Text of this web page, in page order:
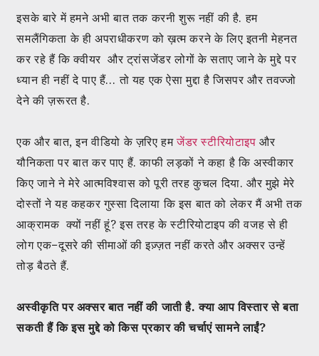
इसके बारे में हमने अभी बात तक करनी शुरू नहीं की है. हम
समलैंगिकता के ही अपराधीकरण को ख़त्म करने के लिए इतनी मेहनत
कर रहे हैं कि क्वीयर और ट्रांसजेंडर लोगों के सताए जाने के मुद्दे पर
ध्यान ही नहीं दे पाए हैं… तो यह एक ऐसा मुद्दा है जिसपर और तवज्जो
देने की ज़रूरत है.
एक और बात, इन वीडियो के ज़रिए हमजेंडर स्टीरियोटाइप और
यौनिकता पर बात कर पाए हैं. काफी लड़कों ने कहा है कि अस्वीकार
किए जाने ने मेरे आत्मविश्वास को पूरी तरह कुचल दिया. और मुझे मेरे
दोस्तों ने यह कहकर गुस्सा दिलाया कि इस बात को लेकर मैं अभी तक
आक्रामक क्यों नहीं हूं? इस तरह के स्टीरियोटाइप की वजह से ही
लोग एक‍‌‍−दूसरे की सीमाओं की इज़्ज़त नहीं करते और अक्सर उन्हें
तोड़ बैठते हैं.
अस्वीकृति पर अक्सर बात नहीं की जाती है. क्या आप विस्तार से बता
सकती हैं कि इस मुद्दे को किस प्रकार की चर्चाएं सामने लाईं?